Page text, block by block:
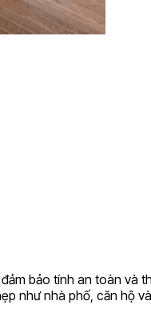
bảo tính an toàn và
như nhà phố, căn hộ